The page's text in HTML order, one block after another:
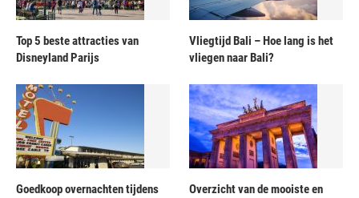
Top 5 beste attracties van
Disneyland Parijs
Vliegtijd Bali – Hoe lang is het
vliegen naar Bali?
Goedkoop overnachten tijdens
Overzicht van de mooiste en